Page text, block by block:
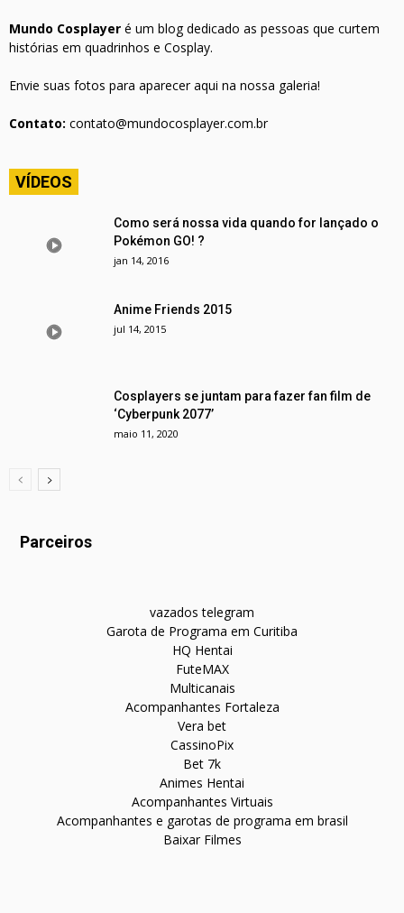
Mundo Cosplayer é um blog dedicado as pessoas que curtem
histórias em quadrinhos e Cosplay.
Envie suas fotos para aparecer aqui na nossa galeria!
Contato: contato@mundocosplayer.com.br
VÍDEOS
Como será nossa vida quando for lançado o
Pokémon GO! ?
jan 14, 2016
Anime Friends 2015
jul 14, 2015
Cosplayers se juntam para fazer fan film de
‘Cyberpunk 2077’
maio 11, 2020
Parceiros
vazados telegram
Garota de Programa em Curitiba
HQ Hentai
FuteMAX
Multicanais
Acompanhantes Fortaleza
Vera bet
CassinoPix
Bet 7k
Animes Hentai
Acompanhantes Virtuais
Acompanhantes e garotas de programa em brasil
Baixar Filmes